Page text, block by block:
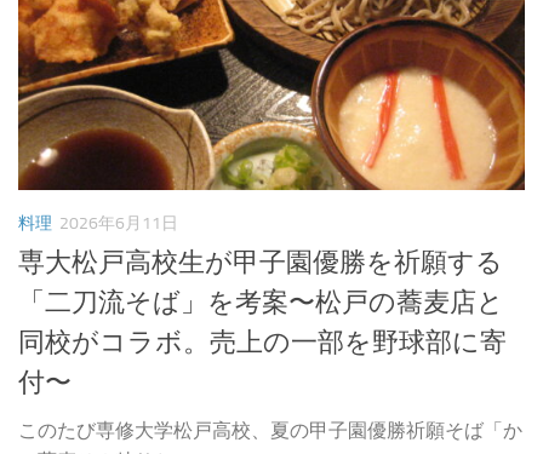
料理 2026年6月11日
専大松戸高校生が甲子園優勝を祈願する
「二刀流そば」を考案〜松戸の蕎麦店と
同校がコラボ。売上の一部を野球部に寄
付〜
このたび専修大学松戸高校、夏の甲子園優勝祈願そば「か